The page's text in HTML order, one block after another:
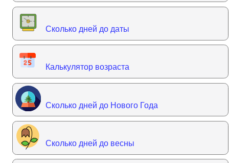
Сколько дней до даты
Калькулятор возраста
Сколько дней до Нового Года
Сколько дней до весны